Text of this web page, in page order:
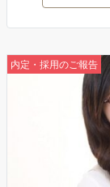
内定・採用のご報告